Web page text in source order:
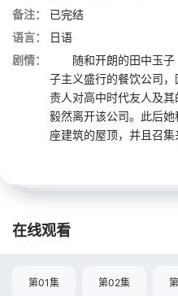
备注：
已完结
语言：
日语
剧情：
随和开朗的田中玉子
子主义盛行的餐饮公司
责人对高中时代友人及
毅然离开该公司。此后
座建筑的屋顶，并且召集
在线观看
第01集 第02集